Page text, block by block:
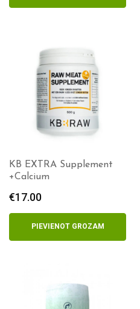
KB EXTRA Supplement
+Calcium
€17.00
PIEVIENOT GROZAM